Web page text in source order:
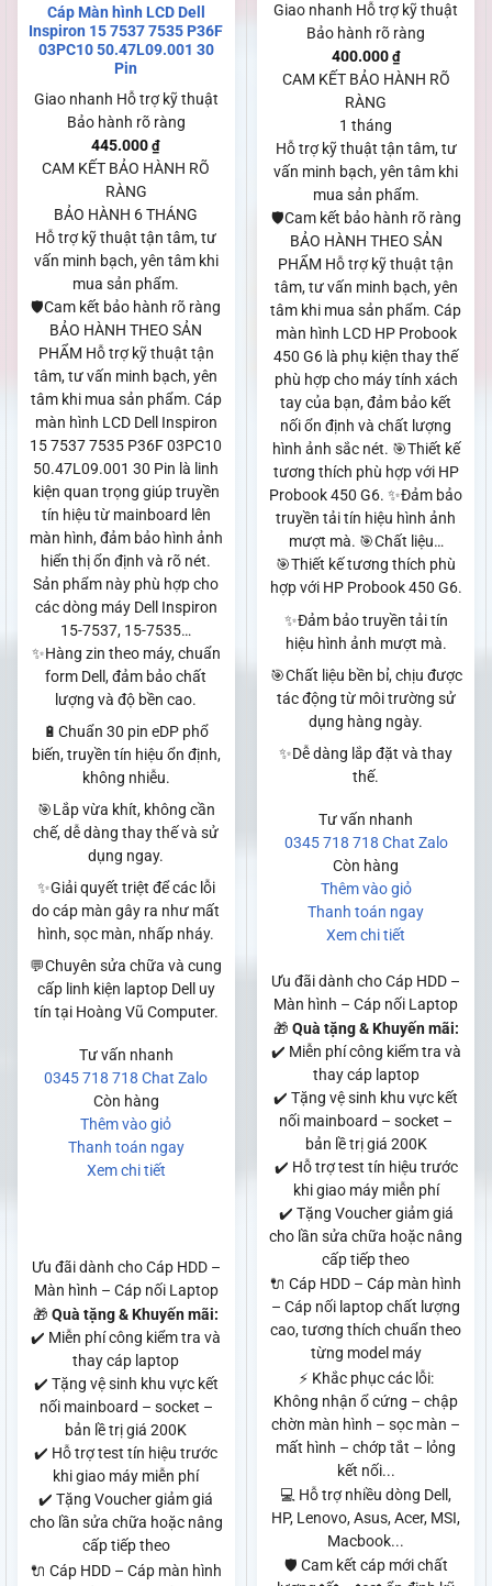
Cáp Màn hình LCD Dell
Inspiron 15 7537 7535 P36F
03PC10 50.47L09.001 30
Pin
Giao nhanh Hỗ trợ kỹ thuật
Bảo hành rõ ràng
445.000 ₫
CAM KẾT BẢO HÀNH RÕ
RÀNG
BẢO HÀNH 6 THÁNG
Hỗ trợ kỹ thuật tận tâm, tư
vấn minh bạch, yên tâm khi
mua sản phẩm.
🛡️Cam kết bảo hành rõ ràng
BẢO HÀNH THEO SẢN
PHẨM Hỗ trợ kỹ thuật tận
tâm, tư vấn minh bạch, yên
tâm khi mua sản phẩm. Cáp
màn hình LCD Dell Inspiron
15 7537 7535 P36F 03PC10
50.47L09.001 30 Pin là linh
kiện quan trọng giúp truyền
tín hiệu từ mainboard lên
màn hình, đảm bảo hình ảnh
hiển thị ổn định và rõ nét.
Sản phẩm này phù hợp cho
các dòng máy Dell Inspiron
15-7537, 15-7535…
✨Hàng zin theo máy, chuẩn
form Dell, đảm bảo chất
lượng và độ bền cao.
🔋Chuẩn 30 pin eDP phổ
biến, truyền tín hiệu ổn định,
không nhiễu.
🎯Lắp vừa khít, không cần
chế, dễ dàng thay thế và sử
dụng ngay.
✨Giải quyết triệt để các lỗi
do cáp màn gây ra như mất
hình, sọc màn, nhấp nháy.
💬Chuyên sửa chữa và cung
cấp linh kiện laptop Dell uy
tín tại Hoàng Vũ Computer.
Tư vấn nhanh
0345 718 718 Chat Zalo
Còn hàng
Thêm vào giỏ
Thanh toán ngay
Xem chi tiết
Ưu đãi dành cho Cáp HDD –
Màn hình – Cáp nối Laptop
🎁Quà tặng & Khuyến mãi:
✔️ Miễn phí công kiểm tra và
thay cáp laptop
✔️ Tặng vệ sinh khu vực kết
nối mainboard – socket –
bản lề trị giá 200K
✔️ Hỗ trợ test tín hiệu trước
khi giao máy miễn phí
✔️ Tặng Voucher giảm giá
cho lần sửa chữa hoặc nâng
cấp tiếp theo
🔌 Cáp HDD – Cáp màn hình
Giao nhanh Hỗ trợ kỹ thuật
Bảo hành rõ ràng
400.000 ₫
CAM KẾT BẢO HÀNH RÕ
RÀNG
1 tháng
Hỗ trợ kỹ thuật tận tâm, tư
vấn minh bạch, yên tâm khi
mua sản phẩm.
🛡️Cam kết bảo hành rõ ràng
BẢO HÀNH THEO SẢN
PHẨM Hỗ trợ kỹ thuật tận
tâm, tư vấn minh bạch, yên
tâm khi mua sản phẩm. Cáp
màn hình LCD HP Probook
450 G6 là phụ kiện thay thế
phù hợp cho máy tính xách
tay của bạn, đảm bảo kết
nối ổn định và chất lượng
hình ảnh sắc nét. 🎯Thiết kế
tương thích phù hợp với HP
Probook 450 G6. ✨Đảm bảo
truyền tải tín hiệu hình ảnh
mượt mà. 🎯Chất liệu…
🎯Thiết kế tương thích phù
hợp với HP Probook 450 G6.
✨Đảm bảo truyền tải tín
hiệu hình ảnh mượt mà.
🎯Chất liệu bền bỉ, chịu được
tác động từ môi trường sử
dụng hàng ngày.
✨Dễ dàng lắp đặt và thay
thế.
Tư vấn nhanh
0345 718 718 Chat Zalo
Còn hàng
Thêm vào giỏ
Thanh toán ngay
Xem chi tiết
Ưu đãi dành cho Cáp HDD –
Màn hình – Cáp nối Laptop
🎁 Quà tặng & Khuyến mãi:
✔️ Miễn phí công kiểm tra và
thay cáp laptop
✔️ Tặng vệ sinh khu vực kết
nối mainboard – socket –
bản lề trị giá 200K
✔️ Hỗ trợ test tín hiệu trước
khi giao máy miễn phí
✔️ Tặng Voucher giảm giá
cho lần sửa chữa hoặc nâng
cấp tiếp theo
🔌 Cáp HDD – Cáp màn hình
– Cáp nối laptop chất lượng
cao, tương thích chuẩn theo
từng model máy
⚡ Khắc phục các lỗi:
Không nhận ổ cứng – chập
chờn màn hình – sọc màn –
mất hình – chớp tắt – lỏng
kết nối...
💻 Hỗ trợ nhiều dòng Dell,
HP, Lenovo, Asus, Acer, MSI,
Macbook...
🛡️ Cam kết cáp mới chất